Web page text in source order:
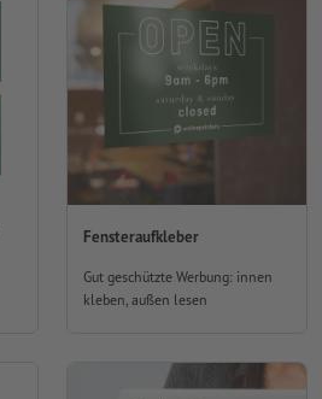
Fensteraufkleber
Gut geschützte Werbung: innen
kleben, außen lesen